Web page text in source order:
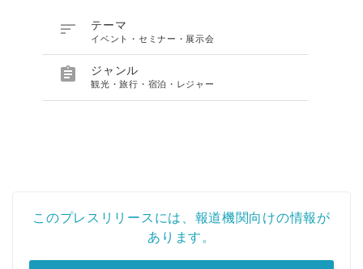
 テーマ
イベント・セミナー・展示会
 ジャンル
観光・旅行・宿泊・レジャー
このプレスリリースには、報道機関向けの情報が
あります。